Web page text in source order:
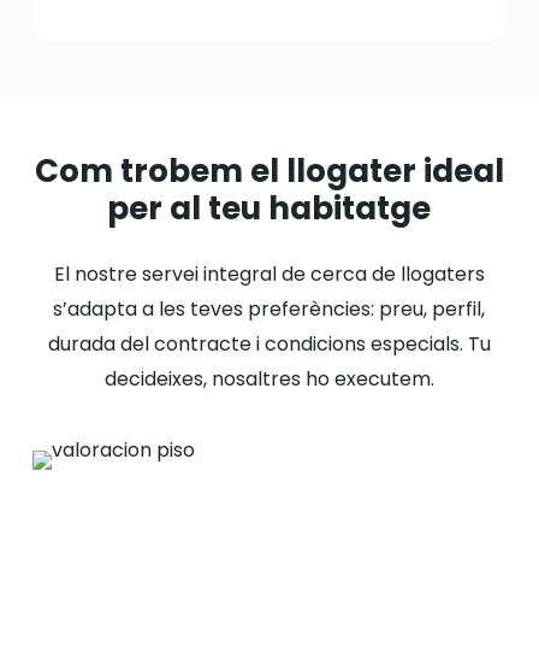
Com trobem el llogater ideal
per al teu habitatge
El nostre servei integral de cerca de llogaters
s’adapta a les teves preferències: preu, perfil,
durada del contracte i condicions especials. Tu
decideixes, nosaltres ho executem.